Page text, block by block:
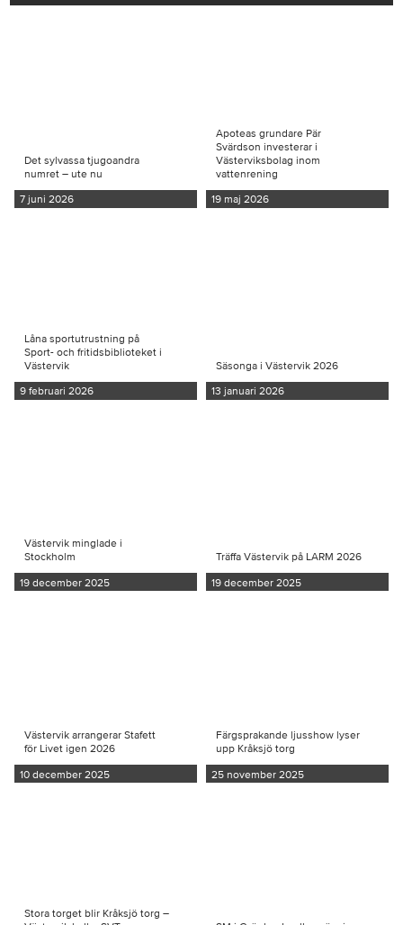
Det sylvassa tjugoandra
numret – ute nu
7 juni 2026
Apoteas grundare Pär
Svärdson investerar i
Västerviksbolag inom
vattenrening
19 maj 2026
Låna sportutrustning på
Sport- och fritidsbiblioteket i
Västervik
9 februari 2026
Säsonga i Västervik 2026
13 januari 2026
Västervik minglade i
Stockholm
19 december 2025
Träffa Västervik på LARM 2026
19 december 2025
Västervik arrangerar Stafett
för Livet igen 2026
10 december 2025
Färgsprakande ljusshow lyser
upp Kråksjö torg
25 november 2025
Stora torget blir Kråksjö torg –